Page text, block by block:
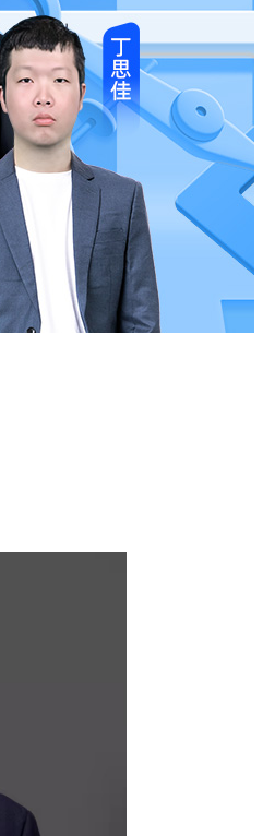
化的用户体验和产品和/或服
3.2.2 分析您使用我们产品和/或
和web beacon有助于我们根据您
给广告商或其他合作伙伴，用于
和web beacon可能会收集与
beacon收集和使用该等信息，
。但请注意，如果停用cookies
录您设备的IP地址与浏览器的类
品和服务的安全性；
4.1.3 帮助
例如语言设定、位置设定、个
其他促销及推广活动的效果，
务所收集和储存的信息用于我
同或规则中的权利和义务；
我们可能会与上述第三方提供
用您的个人信息时遵守本
改变个人信息的处理目的，
的一部分而被转移。我们将在
关政府机关的要求；
可能与合作伙伴合作举办营销活
络服务时存储在本网站内的非